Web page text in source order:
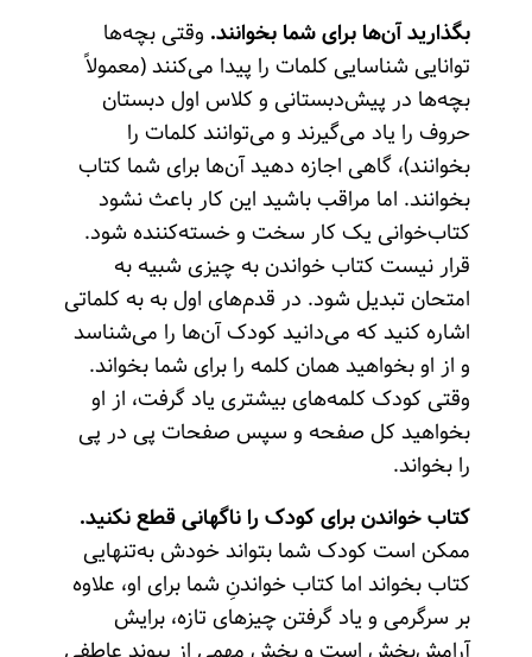
بگذارید آن‌ها برای شما بخوانند. وقتی بچه‌ها
توانایی شناسایی کلمات را پیدا می‌کنند (معمولاً
بچه‌ها در پیش‌دبستانی و کلاس اول دبستان
حروف را یاد می‌گیرند و می‌‌توانند کلمات را
بخوانند)، گاهی اجازه دهید آن‌ها برای شما کتاب
بخوانند. اما مراقب باشید این کار باعث نشود
کتاب‌خوانی یک کار سخت و خسته‌کننده شود.
قرار نیست کتاب خواندن به چیزی شبیه به
امتحان تبدیل شود. در قدم‌های اول به به کلماتی
اشاره کنید که می‌دانید کودک آن‌ها را می‌شناسد
و از او بخواهید همان کلمه را برای شما بخواند.
وقتی کودک کلمه‌های بیشتری یاد گرفت، از او
بخواهید کل صفحه و سپس صفحات پی‌ در پی
را بخواند.
کتاب خواندن برای کودک را ناگهانی قطع نکنید.
ممکن است کودک شما بتواند خودش به‌تنهایی
کتاب بخواند اما کتاب خواندنِ شما برای او، علاوه
بر سرگرمی و یاد گرفتن چیزهای تازه، برایش